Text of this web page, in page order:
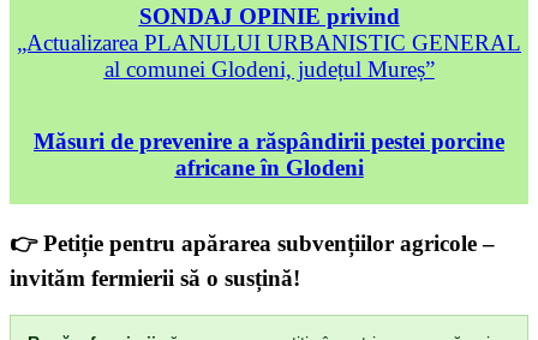
SONDAJ OPINIE privind
„Actualizarea PLANULUI URBANISTIC GENERAL
al comunei Glodeni, județul Mureș”
Măsuri de prevenire a răspândirii pestei porcine
africane în Glodeni
👉 Petiție pentru apărarea subvențiilor agricole –
invităm fermierii să o susțină!